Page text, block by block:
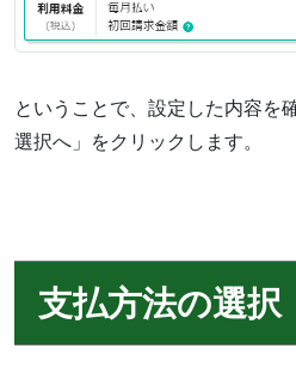
ということで、設定した内容を
選択へ」をクリックします。
支払方法の選択